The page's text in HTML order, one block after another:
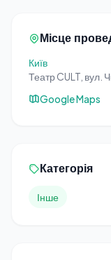
Місце
Київ
Театр CULT, вул.
Google Maps
Категорія
Інше